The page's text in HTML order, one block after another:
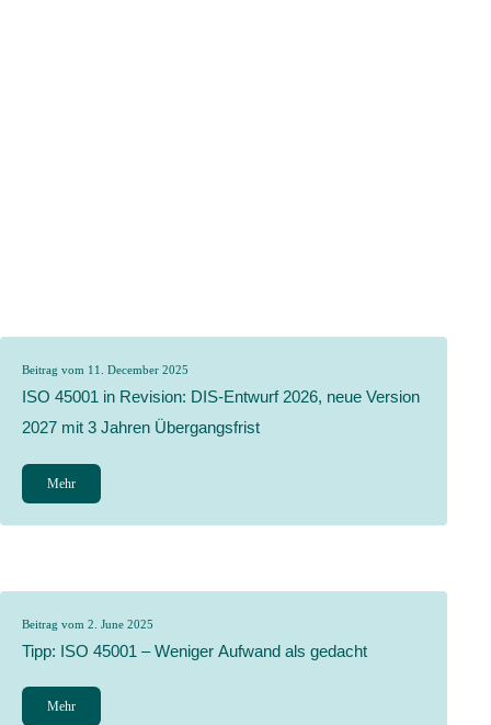
Beitrag vom 11. December 2025
ISO 45001 in Revision: DIS-Entwurf 2026, neue Version
2027 mit 3 Jahren Übergangsfrist
Mehr
Beitrag vom 2. June 2025
Tipp: ISO 45001 – Weniger Aufwand als gedacht
Mehr